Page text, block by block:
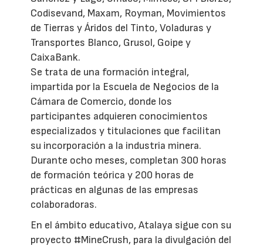
Codisevand, Maxam, Royman, Movimientos
de Tierras y Áridos del Tinto, Voladuras y
Transportes Blanco, Grusol, Goipe y
CaixaBank.
Se trata de una formación integral,
impartida por la Escuela de Negocios de la
Cámara de Comercio, donde los
participantes adquieren conocimientos
especializados y titulaciones que facilitan
su incorporación a la industria minera.
Durante ocho meses, completan 300 horas
de formación teórica y 200 horas de
prácticas en algunas de las empresas
colaboradoras.
En el ámbito educativo, Atalaya sigue con su
proyecto #MineCrush, para la divulgación del